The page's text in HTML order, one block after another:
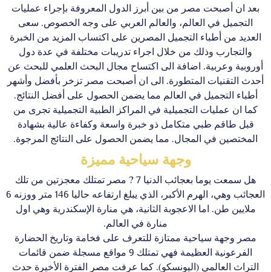
بعد ان أصبحت مصر من بين أبرز الدول المعروفة بإجراء عمليات
التجميل في العالم، والعالم العربي على وجه الخصوص. سعى
العديد من أطباء التجميل المصرين على اكتساب المزيد من الخبرة
والتجارب وذلك من خلال اجراء تدريبات مختلفة في عدة دول
أوروبية وعربية. اضافة الى اكتساح مجال البحث العلمي للبحث عن
أحدث التقنيات المتطورة. الى ان أصبحت مصر تزخر بأفضل وأشهر
أطباء التجميل في العالم مما يضمن الحصول على أفضل النتائج.
كما ان عمليات التجميلية في المراكز الطبية التجميلية تجرى من
قبل طاقم طبي متكامل ذو خبرة واسعة وكفاءة عالية بشهادة
المختصين في المجال. مما يضمن الحصول على النتائج المرجوة.
وجهة سياحية مميزة
هل سمعت يوما بعجائب الدنيا 7 ? مصر تمتلك معجزتين من تلك
العجائب وهي، الهرم الأكبر، الذي يبلغ ارتفاعه حاليا 146 متر ووزنه 6
ملايين طن. اما الاعجوبة الثانية، هي منارة الإسكندرية وهي اول
منارة في العالم.
مصر وجهة سياحية ممتازة للتعرف على فخامة وتاريخ الحضارة
الفرعونية العظيمة فهي تمتلك 9 مواقع مسجلة ضمن قائمات
التراث العالمي (اليونسكو). كما عرفت مصر الفترة الأخيرة حدث